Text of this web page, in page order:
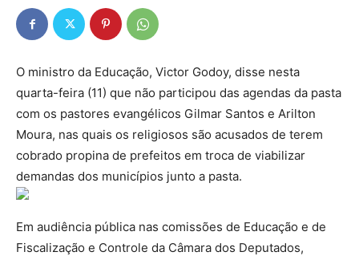
O ministro da Educação, Victor Godoy, disse nesta
quarta-feira (11) que não participou das agendas da pasta
com os pastores evangélicos Gilmar Santos e Arilton
Moura, nas quais os religiosos são acusados de terem
cobrado propina de prefeitos em troca de viabilizar
demandas dos municípios junto a pasta.
Em audiência pública nas comissões de Educação e de
Fiscalização e Controle da Câmara dos Deputados,